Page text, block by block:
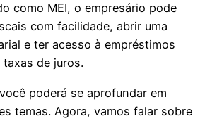
como MEI, o empresário pode
com facilidade, abrir uma
e ter acesso à empréstimos
de juros.
poderá se aprofundar em
temas. Agora, vamos falar sobre